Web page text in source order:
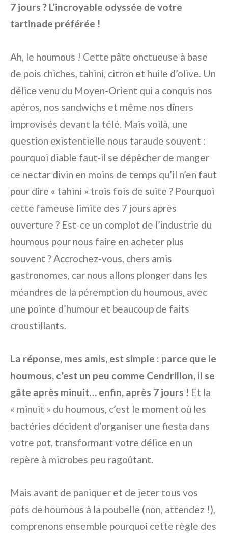
7 jours ? L’incroyable odyssée de votre
tartinade préférée !
Ah, le houmous ! Cette pâte onctueuse à base
de pois chiches, tahini, citron et huile d’olive. Un
délice venu du Moyen-Orient qui a conquis nos
apéros, nos sandwichs et même nos dîners
improvisés devant la télé. Mais voilà, une
question existentielle nous taraude souvent :
pourquoi diable faut-il se dépêcher de manger
ce nectar divin en moins de temps qu’il n’en faut
pour dire « tahini » trois fois de suite ? Pourquoi
cette fameuse limite des 7 jours après
ouverture ? Est-ce un complot de l’industrie du
houmous pour nous faire en acheter plus
souvent ? Accrochez-vous, chers amis
gastronomes, car nous allons plonger dans les
méandres de la péremption du houmous, avec
une pointe d’humour et beaucoup de faits
croustillants.
La réponse, mes amis, est simple : parce que le
houmous, c’est un peu comme Cendrillon, il se
gâte après minuit… enfin, après 7 jours ! Et la
« minuit » du houmous, c’est le moment où les
bactéries décident d’organiser une fiesta dans
votre pot, transformant votre délice en un
repère à microbes peu ragoûtant.
Mais avant de paniquer et de jeter tous vos
pots de houmous à la poubelle (non, attendez !),
comprenons ensemble pourquoi cette règle des